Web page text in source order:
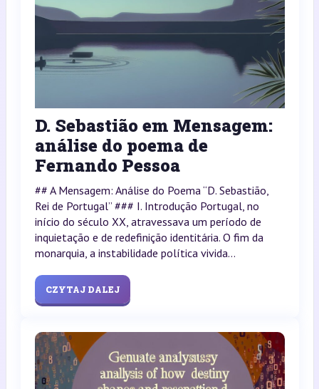
D. Sebastião em Mensagem:
análise do poema de
Fernando Pessoa
## A Mensagem: Análise do Poema “D. Sebastião,
Rei de Portugal” ### I. Introdução Portugal, no
início do século XX, atravessava um período de
inquietação e de redefinição identitária. O fim da
monarquia, a instabilidade política vivida...
CZYTAJ DALEJ